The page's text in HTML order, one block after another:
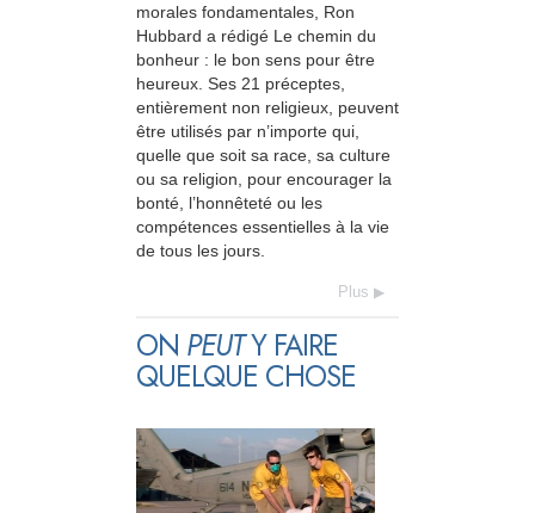
morales fondamentales, Ron
Hubbard a rédigé Le chemin du
bonheur : le bon sens pour être
heureux. Ses 21 préceptes,
entièrement non religieux, peuvent
être utilisés par n’importe qui,
quelle que soit sa race, sa culture
ou sa religion, pour encourager la
bonté, l’honnêteté ou les
compétences essentielles à la vie
de tous les jours.
Plus
ON PEUTY FAIRE
QUELQUE CHOSE